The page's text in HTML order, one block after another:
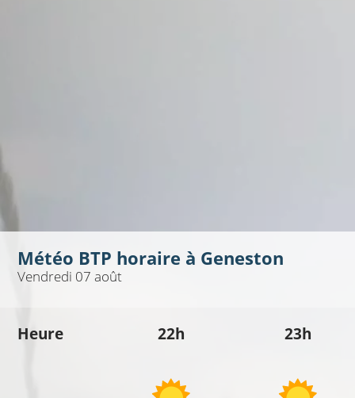
Météo BTP horaire à Geneston
Vendredi 07 août
Heure 22h 23h